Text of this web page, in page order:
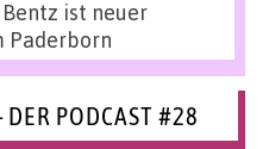
ist neuer
Paderborn
DER PODCAST #28